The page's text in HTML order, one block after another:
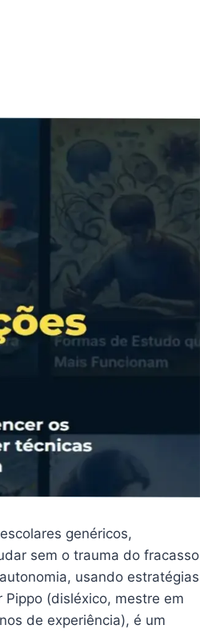
genéricos,
sem o trauma do fracasso
usando estratégias
(disléxico, mestre em
de experiência), é um